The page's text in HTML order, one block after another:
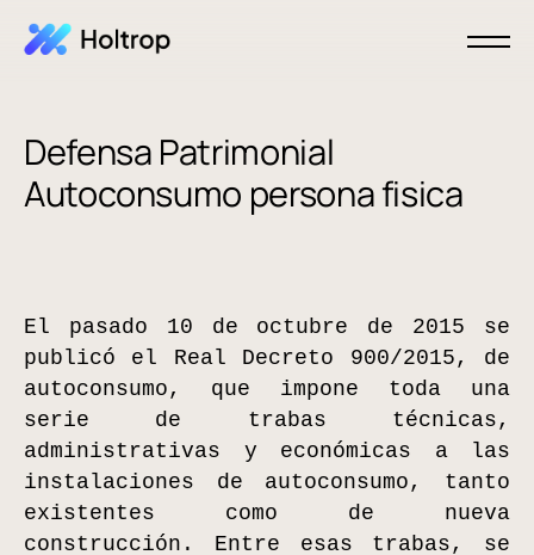
Defensa Patrimonial
Autoconsumo persona fisica
El pasado 10 de octubre de 2015 se
publicó el Real Decreto 900/2015, de
autoconsumo, que impone toda una
serie de trabas técnicas,
administrativas y económicas a las
instalaciones de autoconsumo, tanto
existentes como de nueva
construcción. Entre esas trabas, se